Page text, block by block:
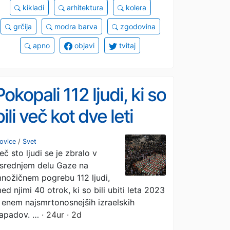
kikladi arhitektura kolera
grčija modra barva zgodovina
apno objavi tvitaj
112 ljudi, ki so
več kot dve leti
ruševinami
/ Svet
sto ljudi se je zbralo v
delu Gaze na
pogrebu 112 ljudi,
njimi 40 otrok, ki so bili ubiti leta 2023
najsmrtonosnejših izraelskih
… · 24ur · 2d